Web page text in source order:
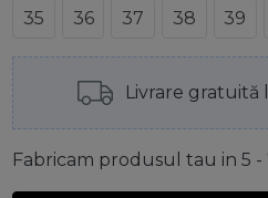
35
36 37 38 39
Livrare gratuită
Fabricam produsul tau in 5 -